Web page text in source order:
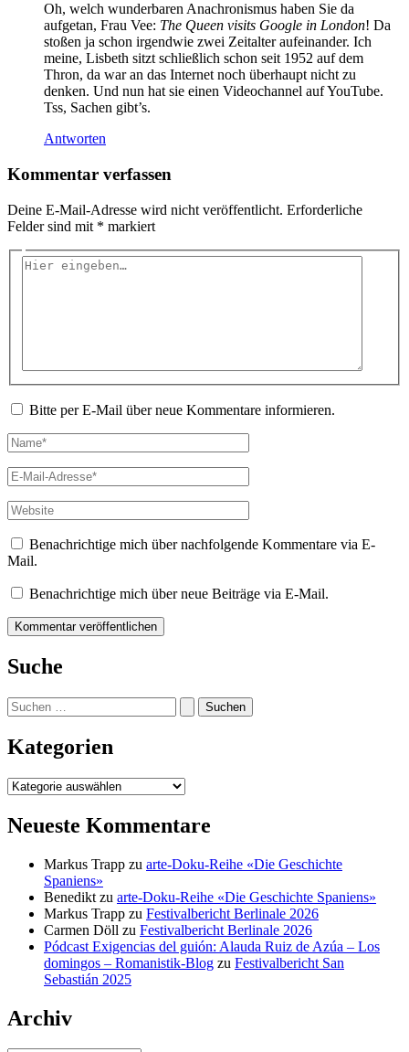
Oh, welch wunderbaren Anachronismus haben Sie da
aufgetan, Frau Vee: The Queen visits Google in London! Da
stoßen ja schon irgendwie zwei Zeitalter aufeinander. Ich
meine, Lisbeth sitzt schließlich schon seit 1952 auf dem
Thron, da war an das Internet noch überhaupt nicht zu
denken. Und nun hat sie einen Videochannel auf YouTube.
Tss, Sachen gibt’s.
Antworten
Kommentar verfassen
Deine E-Mail-Adresse wird nicht veröffentlicht. Erforderliche
Felder sind mit * markiert
Hier
Bitte per E-Mail über neue Kommentare informieren.
Name*
E-
Mail-
Adresse*
Website
Benachrichtige mich über nachfolgende Kommentare via E-
Mail.
Benachrichtige mich über neue Beiträge via E-Mail.
Suche
Suchen
nach:
Kategorien
Kategorien
Neueste Kommentare
Markus Trapp zu arte-Doku-Reihe «Die Geschichte
Spaniens»
Benedikt zu arte-Doku-Reihe «Die Geschichte Spaniens»
Markus Trapp zu Festivalbericht Berlinale 2026
Carmen Döll zu Festivalbericht Berlinale 2026
Pódcast Exigencias del guión: Alauda Ruiz de Azúa – Los
domingos – Romanistik-Blog zu Festivalbericht San
Sebastián 2025
Archiv